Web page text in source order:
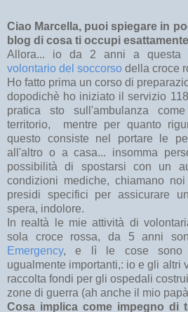
Ciao Marcella, puoi spiegare in
blog di cosa ti occupi
Allora... io da 2 anni a questa
volontario del soccorso della croce
Ho fatto prima un corso di
dopodichè ho iniziato il servizio
pratica sto sull'ambulanza come
territorio, mentre per quanto
questo consiste nel portare le
all'altro o a casa... insomma
possibilità di spostarsi con un
condizioni mediche, chiamano
presidi specifici per assicurare
spera, indolore.
In realtà le mie attività di
sola croce rossa, da 5 anni
Emergency, e lì le cose sono
ugualmente importanti,: io e gli altri
raccolta fondi per gli ospedali
zone di guerra (ah anche il mio
Cosa implica come impegno di